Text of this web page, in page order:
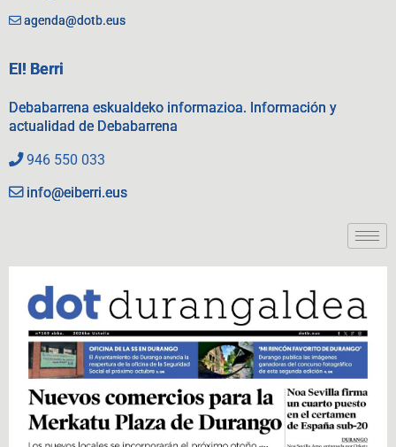
agenda@dotb.eus
EI! Berri
Debabarrena eskualdeko informazioa. Información y
actualidad de Debabarrena
946 550 033
info@eiberri.eus